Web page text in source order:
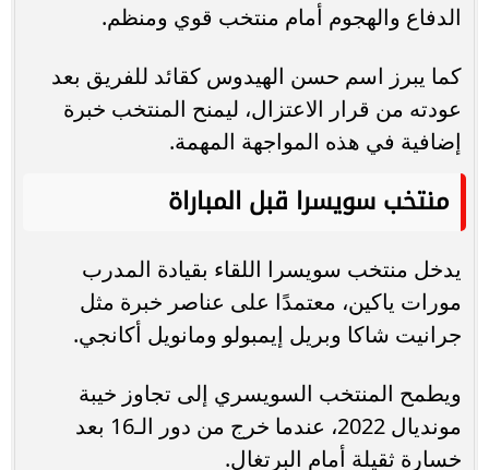
الدفاع والهجوم أمام منتخب قوي ومنظم.
كما يبرز اسم حسن الهيدوس كقائد للفريق بعد
عودته من قرار الاعتزال، ليمنح المنتخب خبرة
إضافية في هذه المواجهة المهمة.
منتخب سويسرا قبل المباراة
يدخل منتخب سويسرا اللقاء بقيادة المدرب
مورات ياكين، معتمدًا على عناصر خبرة مثل
جرانيت شاكا وبريل إيمبولو ومانويل أكانجي.
ويطمح المنتخب السويسري إلى تجاوز خيبة
مونديال 2022، عندما خرج من دور الـ16 بعد
خسارة ثقيلة أمام البرتغال.